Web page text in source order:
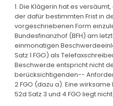
1. Die Klägerin hat es
der dafür bestimmten Frist in
vorgeschriebenen Form
Bundesfinanzhof (BFH) am
einmonatigen
Satz 1 FGO) als
Beschwerde entspricht nicht
berücksichtigenden--
2 FGO (dazu a). Eine
52d Satz 3 und 4 FGO liegt